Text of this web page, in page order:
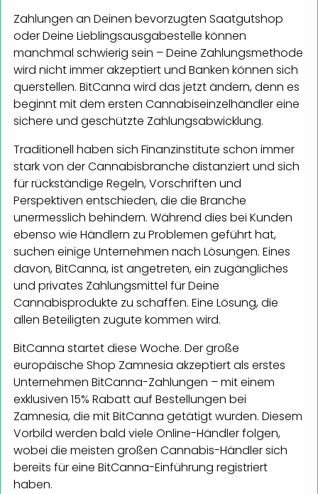
Zahlungen an Deinen bevorzugten Saatgutshop
oder Deine Lieblingsausgabestelle können
manchmal schwierig sein – Deine Zahlungsmethode
wird nicht immer akzeptiert und Banken können sich
querstellen. BitCanna wird das jetzt ändern, denn es
beginnt mit dem ersten Cannabiseinzelhändler eine
sichere und geschützte Zahlungsabwicklung.
Traditionell haben sich Finanzinstitute schon immer
stark von der Cannabisbranche distanziert und sich
für rückständige Regeln, Vorschriften und
Perspektiven entschieden, die die Branche
unermesslich behindern. Während dies bei Kunden
ebenso wie Händlern zu Problemen geführt hat,
suchen einige Unternehmen nach Lösungen. Eines
davon, BitCanna, ist angetreten, ein zugängliches
und privates Zahlungsmittel für Deine
Cannabisprodukte zu schaffen. Eine Lösung, die
allen Beteiligten zugute kommen wird.
BitCanna startet diese Woche. Der große
europäische Shop Zamnesia akzeptiert als erstes
Unternehmen BitCanna-Zahlungen – mit einem
exklusiven 15% Rabatt auf Bestellungen bei
Zamnesia, die mit BitCanna getätigt wurden. Diesem
Vorbild werden bald viele Online-Händler folgen,
wobei die meisten großen Cannabis-Händler sich
bereits für eine BitCanna-Einführung registriert
haben.